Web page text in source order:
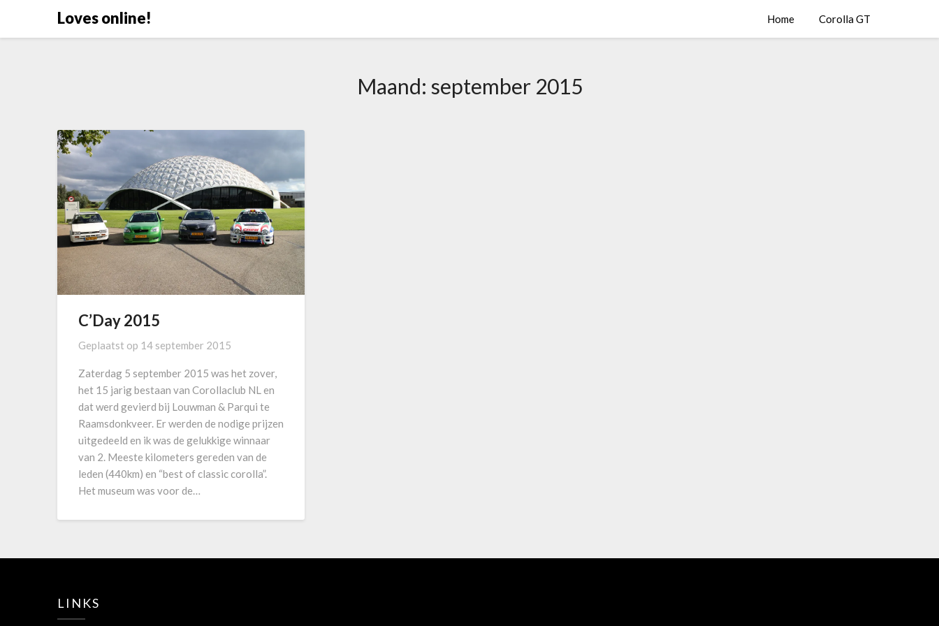
Loves online! Home Corolla GT
Maand: september 2015
C’Day 2015
Geplaatst op 14 september 2015
Zaterdag 5 september 2015 was het zover,
het 15 jarig bestaan van Corollaclub NL en
dat werd gevierd bij Louwman & Parqui te
Raamsdonkveer. Er werden de nodige prijzen
uitgedeeld en ik was de gelukkige winnaar
van 2. Meeste kilometers gereden van de
leden (440km) en “best of classic corolla”.
Het museum was voor de…
LINKS